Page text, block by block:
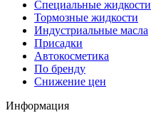
Специальные жидкости
Тормозные жидкости
Индустриальные масла
Присадки
Автокосметика
По бренду
Снижение цен
Информация